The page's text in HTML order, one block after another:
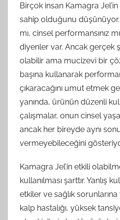
Birçok insan Kamagra
sahip olduğunu düşünüyor.
mı, cinsel performansınız
diyenler var. Ancak gerçek
olabilir ama mucizevi bir
başına kullanarak
çıkaracağını umut etmek
yanında, ürünün düzenli
çalışmalar, onun cinsel
ancak her bireyde aynı
vermeyebileceğini
Kamagra Jel’in etkili
kullanılması şarttır. Yanlış
etkiler ve sağlık
kalp hastalığı, yüksek